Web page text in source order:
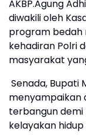
AKBP.Agung
diwakili oleh
program bedah
kehadiran Polri
masyarakat
Senada, Bupati
menyampaikan
terbangun
kelayakan hidup